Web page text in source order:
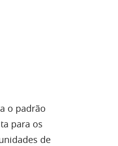
o padrão
para os
de